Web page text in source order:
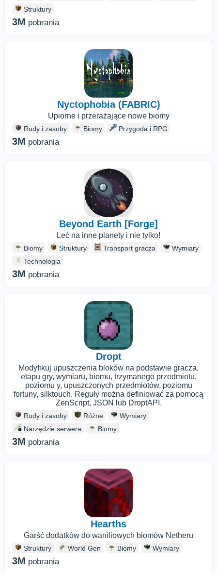
Struktury
3M pobrania
Nyctophobia (FABRIC)
Upiorne i przerażające nowe biomy
Rudy i zasoby Biomy Przygoda i RPG
3M pobrania
Beyond Earth [Forge]
Leć na inne planety i nie tylko!
Biomy Struktury Transport gracza
Wymiary
Technologia
3M pobrania
Dropt
Modyfikuj upuszczenia bloków na podstawie gracza,
etapu gry, wymiaru, biomu, trzymanego przedmiotu,
poziomu y, upuszczonych przedmiotów, poziomu
fortuny, silktouch. Reguły można definiować za pomocą
ZenScript, JSON lub DroptAPI.
Rudy i zasoby Różne
Wymiary
Narzędzie serwera
Biomy
3M pobrania
Hearths
Garść dodatków do waniliowych biomów Netheru
Struktury World Gen Biomy Wymiary
3M pobrania